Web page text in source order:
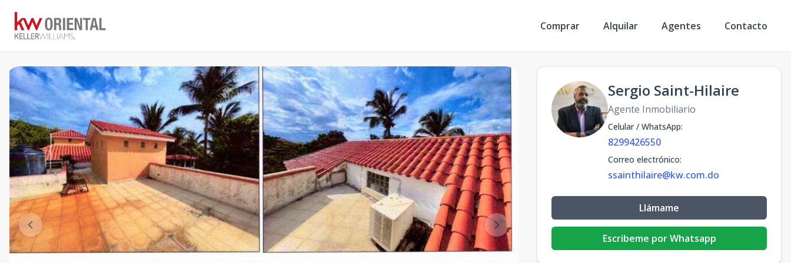
Comprar Alquilar Agentes Contacto
Sergio Saint-Hilaire
Agente Inmobiliario
Celular / WhatsApp:
8299426550
Correo electrónico:
ssainthilaire@kw.com.do
Llámame
Escribeme por Whatsapp